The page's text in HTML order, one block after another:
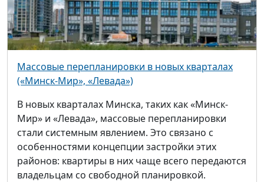
Массовые перепланировки в новых кварталах
(«Минск-Мир», «Левада»)
В новых кварталах Минска, таких как «Минск-
Мир» и «Левада», массовые перепланировки
стали системным явлением. Это связано с
особенностями концепции застройки этих
районов: квартиры в них чаще всего передаются
владельцам со свободной планировкой.